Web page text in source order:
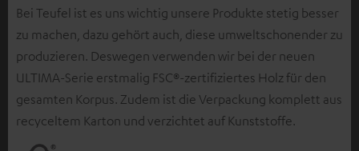
Bei Teufel ist es uns wichtig unsere Produkte stetig besser
zu machen, dazu gehört auch, diese umweltschonender zu
produzieren. Deswegen verwenden wir bei der neuen
ULTIMA-Serie erstmalig FSC®-zertifiziertes Holz für den
gesamten Korpus. Zudem ist die Verpackung komplett aus
recyceltem Karton und verzichtet auf Kunststoffe.